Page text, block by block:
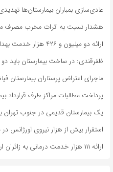
عادی‌سازی بمباران بیمارستان‌ها
هشدار نسبت به اثرات مخرب مصرف
ارائه دو میلیون و ۴۲۶ هزار خدمت بهداشتی و درمانی به زائران
ظفرقندی: در ساخت بیمارستان باید
ماجرای اعتراض پرستاران
پرداخت مطالبات مراکز طرف قرارداد
یک بیمارستان قدیمی در جنوب
استقرار بیش از هزار نیروی اورژانس
ارائه ۱۱۱ هزار خدمت درمانی به زائران اربعین